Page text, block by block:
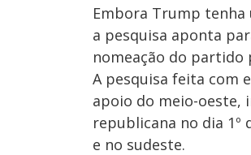
Embora Trump tenha
a pesquisa aponta
nomeação do partido
A pesquisa feita com
apoio do meio-oeste,
republicana no dia
e no sudeste.